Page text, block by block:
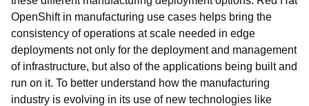
OpenShift in manufacturing use cases helps bring the
consistency of operations at scale needed in edge
deployments not only for the deployment and management
of infrastructure, but also of the applications being built and
run on it. To better understand how the manufacturing
industry is evolving in its use of new technologies like